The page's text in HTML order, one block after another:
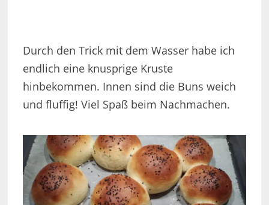
Durch den Trick mit dem Wasser habe ich
endlich eine knusprige Kruste
hinbekommen. Innen sind die Buns weich
und fluffig! Viel Spaß beim Nachmachen.